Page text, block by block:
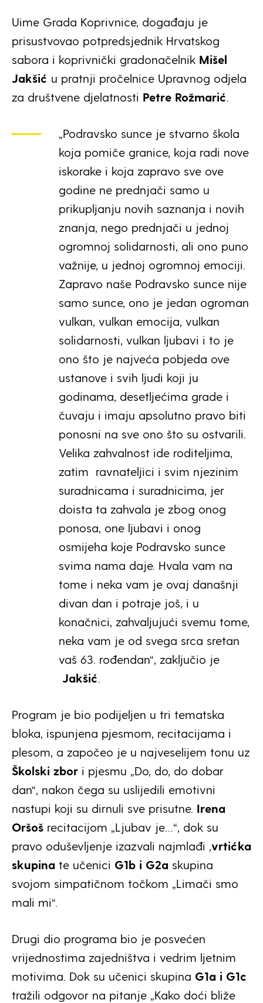
Uime Grada Koprivnice, događaju je
prisustvovao potpredsjednik Hrvatskog
sabora i koprivnički gradonačelnik Mišel
Jakšić u pratnji pročelnice Upravnog odjela
za društvene djelatnosti Petre Rožmarić.
„Podravsko sunce je stvarno škola
koja pomiče granice, koja radi nove
iskorake i koja zapravo sve ove
godine ne prednjači samo u
prikupljanju novih saznanja i novih
znanja, nego prednjači u jednoj
ogromnoj solidarnosti, ali ono puno
važnije, u jednoj ogromnoj emociji.
Zapravo naše Podravsko sunce nije
samo sunce, ono je jedan ogroman
vulkan, vulkan emocija, vulkan
solidarnosti, vulkan ljubavi i to je
ono što je najveća pobjeda ove
ustanove i svih ljudi koji ju
godinama, desetljećima grade i
čuvaju i imaju apsolutno pravo biti
ponosni na sve ono što su ostvarili.
Velika zahvalnost ide roditeljima,
zatim ravnateljici i svim njezinim
suradnicama i suradnicima, jer
doista ta zahvala je zbog onog
ponosa, one ljubavi i onog
osmijeha koje Podravsko sunce
svima nama daje. Hvala vam na
tome i neka vam je ovaj današnji
divan dan i potraje još, i u
konačnici, zahvaljujući svemu tome,
neka vam je od svega srca sretan
vaš 63. rođendan“, zaključio je
Jakšić.
Program je bio podijeljen u tri tematska
bloka, ispunjena pjesmom, recitacijama i
plesom, a započeo je u najveselijem tonu uz
Školski zbor i pjesmu „Do, do, do dobar
dan“, nakon čega su uslijedili emotivni
nastupi koji su dirnuli sve prisutne. Irena
Oršoš recitacijom „Ljubav je…“, dok su
pravo oduševljenje izazvali najmlađi ,vrtićka
skupina te učenici G1b i G2a skupina
svojom simpatičnom točkom „Limači smo
mali mi“.
Drugi dio programa bio je posvećen
vrijednostima zajedništva i vedrim ljetnim
motivima. Dok su učenici skupina G1a i G1c
tražili odgovor na pitanje „Kako doći bliže